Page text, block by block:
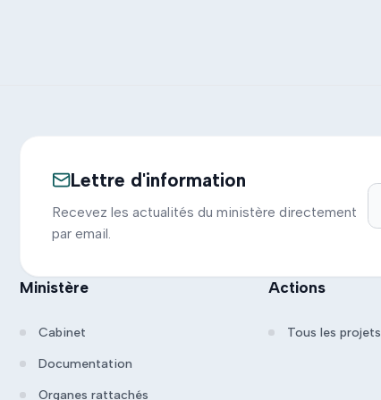
Lettre d'information
Recevez les actualités du ministère directement
par email.
Ministère
Cabinet
Documentation
Organes rattachés
Actions
Tous les projets